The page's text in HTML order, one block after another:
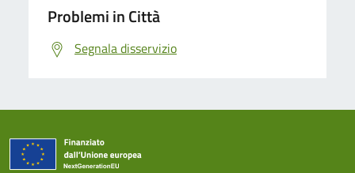
Problemi in Città
Segnala disservizio